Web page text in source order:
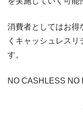
三井住友カード 三
VIASOカード
dカード GOLD dカ
東
消費者としてはお得
くキャッシュレス
す。
NO CASHLESS NO